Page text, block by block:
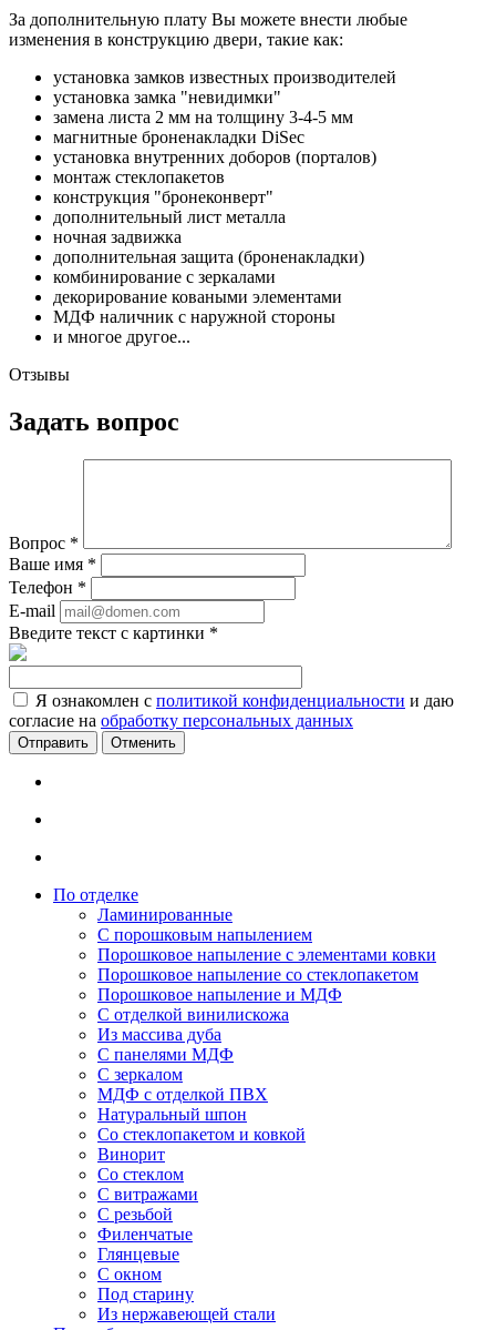
За дополнительную плату Вы можете внести любые
изменения в конструкцию двери, такие как:
установка замков известных производителей
установка замка "невидимки"
замена листа 2 мм на толщину 3-4-5 мм
магнитные броненакладки DiSec
установка внутренних доборов (порталов)
монтаж стеклопакетов
конструкция "бронеконверт"
дополнительный лист металла
ночная задвижка
дополнительная защита (броненакладки)
комбинирование с зеркалами
декорирование коваными элементами
МДФ наличник с наружной стороны
и многое другое...
Отзывы
Задать вопрос
Вопрос *
Ваше имя *
Телефон *
E-mail
Введите текст с картинки *
Я ознакомлен с политикой конфиденциальности и даю
согласие на обработку персональных данных
Отменить
По отделке
Ламинированные
С порошковым напылением
Порошковое напыление с элементами ковки
Порошковое напыление со стеклопакетом
Порошковое напыление и МДФ
С отделкой винилискожа
Из массива дуба
С панелями МДФ
С зеркалом
МДФ с отделкой ПВХ
Натуральный шпон
Со стеклопакетом и ковкой
Винорит
Со стеклом
С витражами
С резьбой
Филенчатые
Глянцевые
С окном
Под старину
Из нержавеющей стали